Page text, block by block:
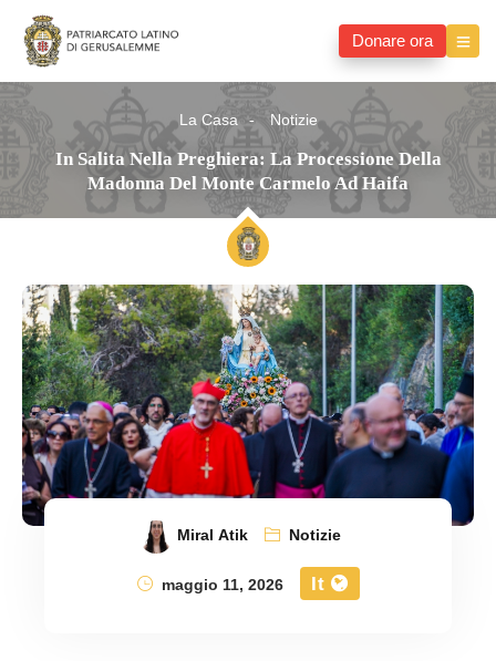
Donare ora
La Casa Notizie
In Salita Nella Preghiera: La Processione Della
Madonna Del Monte Carmelo Ad Haifa
Miral Atik
Notizie
maggio 11, 2026
It